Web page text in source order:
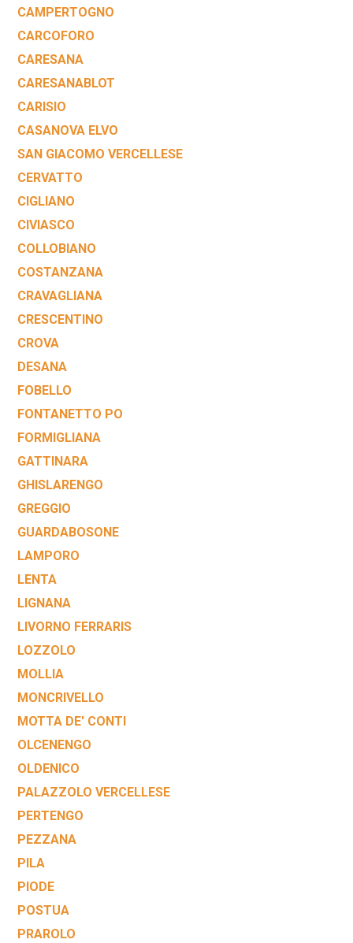
CAMPERTOGNO
CARCOFORO
CARESANA
CARESANABLOT
CARISIO
CASANOVA ELVO
SAN GIACOMO VERCELLESE
CERVATTO
CIGLIANO
CIVIASCO
COLLOBIANO
COSTANZANA
CRAVAGLIANA
CRESCENTINO
CROVA
DESANA
FOBELLO
FONTANETTO PO
FORMIGLIANA
GATTINARA
GHISLARENGO
GREGGIO
GUARDABOSONE
LAMPORO
LENTA
LIGNANA
LIVORNO FERRARIS
LOZZOLO
MOLLIA
MONCRIVELLO
MOTTA DE' CONTI
OLCENENGO
OLDENICO
PALAZZOLO VERCELLESE
PERTENGO
PEZZANA
PILA
PIODE
POSTUA
PRAROLO